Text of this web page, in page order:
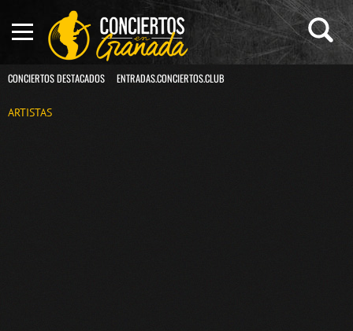
CONCIERTOS DESTACADOS ENTRADAS.CONCIERTOS.CLUB
ARTISTAS